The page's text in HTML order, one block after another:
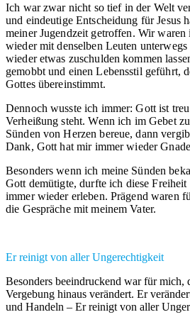
Ich war zwar nicht so tief in der Welt
und eindeutige Entscheidung für Jesus
meiner Jugendzeit getroffen. Wir waren
wieder mit denselben Leuten
wieder etwas zuschulden kommen
gemobbt und einen Lebensstil geführt,
Gottes übereinstimmt.
Dennoch wusste ich immer: Gott ist
Verheißung steht. Wenn ich im Gebet
Sünden von Herzen bereue, dann
Dank, Gott hat mir immer wieder
Besonders wenn ich meine Sünden
Gott demütigte, durfte ich diese Freiheit
immer wieder erleben. Prägend waren
die Gespräche mit meinem Vater.
Er reinigt von aller Ungerechtigkeit
Besonders beeindruckend war für mich,
Vergebung hinaus verändert. Er
und Handeln – Er reinigt von aller